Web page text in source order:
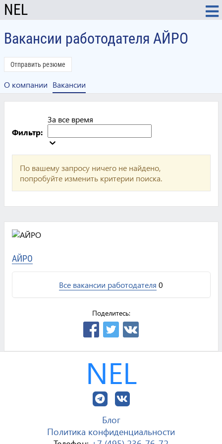
NEL
Вакансии работодателя АЙРО
Отправить резюме
О компании Вакансии
Фильтр:
За все время
По вашему запросу ничего не найдено,
попробуйте изменить критерии поиска.
АЙРО
Все вакансии работодателя 0
Поделитесь:
NEL
Блог
Политика конфиденциальности